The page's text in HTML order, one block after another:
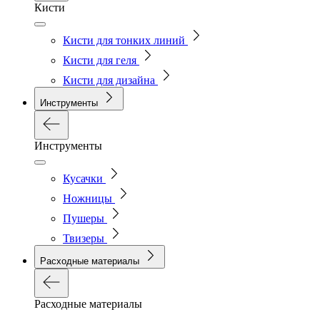
Кисти
Кисти для тонких линий
Кисти для геля
Кисти для дизайна
Инструменты
Инструменты
Кусачки
Ножницы
Пушеры
Твизеры
Расходные материалы
Расходные материалы